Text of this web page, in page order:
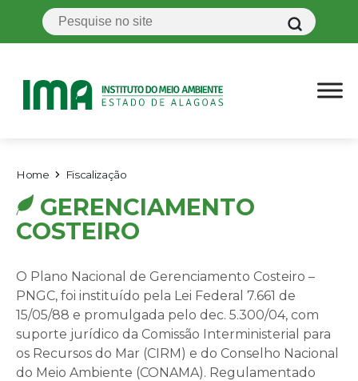
Home Fiscalização
GERENCIAMENTO
COSTEIRO
O Plano Nacional de Gerenciamento Costeiro –
PNGC, foi instituído pela Lei Federal 7.661 de
15/05/88 e promulgada pelo dec. 5.300/04, com
suporte jurídico da Comissão Interministerial para
os Recursos do Mar (CIRM) e do Conselho Nacional
do Meio Ambiente (CONAMA). Regulamentado